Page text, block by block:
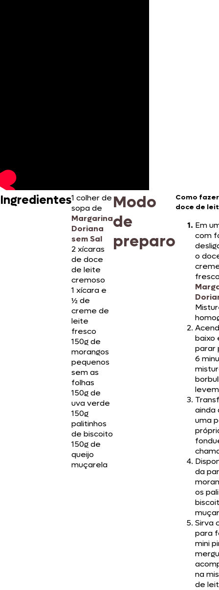
Ingredientes1 colher de
sopa de
Margarina
Doriana
sem Sal
2 xícaras
de doce
de leite
cremoso
1 xícara e
½ de
creme de
leite
fresco
150g de
morangos
pequenos
sem as
folhas
150g de
uva verde
150g
palitinhos
de biscoito
150g de
queijo
muçarela
Modo
de
preparo
Como
doce de
Em
com
o
baixo
parar
6
ainda
uma
da
os
Sirva
para
mini
na
de